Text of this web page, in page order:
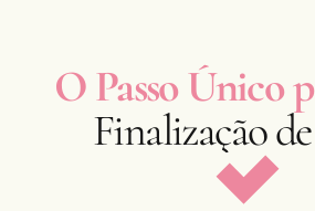
O Passo Único
Finalização